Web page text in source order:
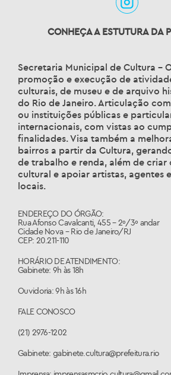
CONHEÇA A ESTUTURA DA
Secretaria Municipal de Cultura –
promoção e execução de
culturais, de museu e de arquivo
do Rio de Janeiro. Articulação
ou instituições públicas e
internacionais, com vistas ao
finalidades. Visa também a
bairros a partir da Cultura,
de trabalho e renda, além de criar
cultural e apoiar artistas, agentes
locais.
ENDEREÇO DO ÓRGÃO:
Rua Afonso Cavalcanti, 455 – 2º/3º andar
Cidade Nova – Rio de Janeiro/RJ
CEP: 20.211-110
HORÁRIO DE ATENDIMENTO:
Gabinete: 9h às 18h
Ouvidoria: 9h às 16h
FALE CONOSCO
(21) 2976-1202
Gabinete: gabinete.cultura@prefeitura.rio